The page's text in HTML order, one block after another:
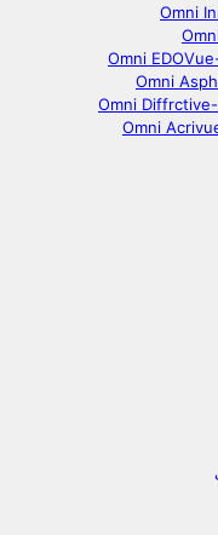
Omni
Omni
Omni
Omni
Omni